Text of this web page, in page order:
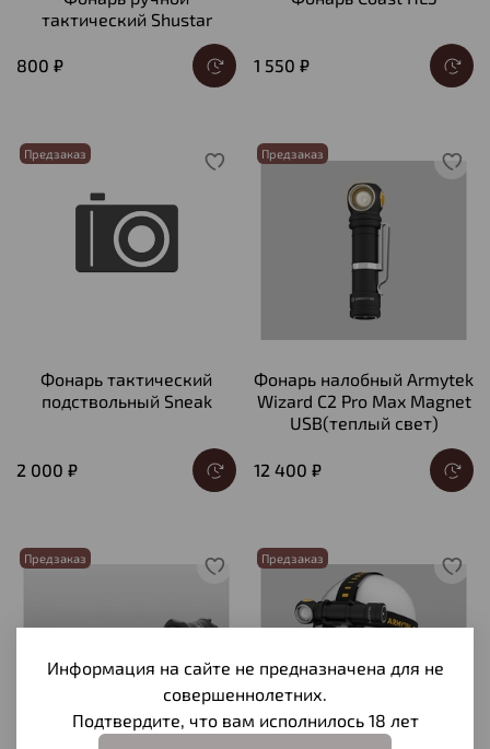
тактический Shustar
800 ₽ 1 550 ₽
Предзаказ
Фонарь тактический
подствольный Sneak
2 000 ₽
Предзаказ
Фонарь налобный Armytek
Wizard C2 Pro Max Magnet
USB(теплый свет)
12 400 ₽
Предзаказ Предзаказ
Информация на сайте не предназначена для не
совершеннолетних.
Подтвердите, что вам исполнилось 18 лет